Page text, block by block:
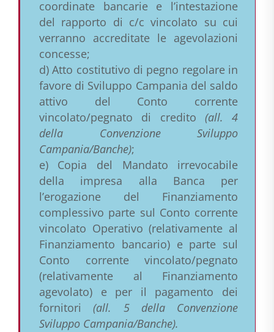
coordinate bancarie e l’intestazione
del rapporto di c/c vincolato su cui
verranno accreditate le agevolazioni
concesse;
d) Atto costitutivo di pegno regolare in
favore di Sviluppo Campania del saldo
attivo del Conto corrente
vincolato/pegnato di credito (all. 4
della Convenzione Sviluppo
Campania/Banche);
e) Copia del Mandato irrevocabile
della impresa alla Banca per
l’erogazione del Finanziamento
complessivo parte sul Conto corrente
vincolato Operativo (relativamente al
Finanziamento bancario) e parte sul
Conto corrente vincolato/pegnato
(relativamente al Finanziamento
agevolato) e per il pagamento dei
fornitori(all. 5 della Convenzione
Sviluppo Campania/Banche).